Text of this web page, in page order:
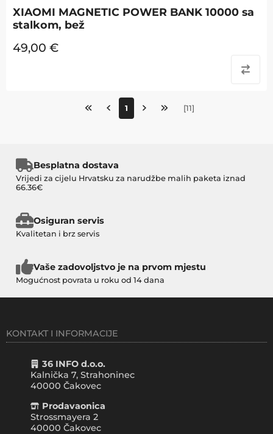
XIAOMI MAGNETIC POWER BANK 10000 sa
stalkom, bež
49,00 €
1 [11]
Besplatna dostava
Vrijedi za cijelu Hrvatsku za narudžbe malih paketa iznad
66.36€
Osiguran servis
Kvalitetan i brz servis
Vaše zadovoljstvo je na prvom mjestu
Mogućnost povrata u roku od 14 dana
KONTAKT I INFORMACIJE
36 INFO d.o.o.
Kalnička 7, Strahoninec
40000 Čakovec
Prodavaonica
Strossmayera 2
40000 Čakovec